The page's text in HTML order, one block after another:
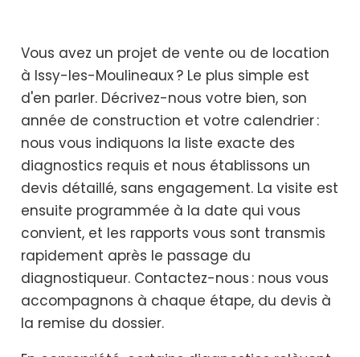
Vous avez un projet de vente ou de location
à Issy-les-Moulineaux ? Le plus simple est
d'en parler. Décrivez-nous votre bien, son
année de construction et votre calendrier :
nous vous indiquons la liste exacte des
diagnostics requis et nous établissons un
devis détaillé, sans engagement. La visite est
ensuite programmée à la date qui vous
convient, et les rapports vous sont transmis
rapidement après le passage du
diagnostiqueur. Contactez-nous : nous vous
accompagnons à chaque étape, du devis à
la remise du dossier.